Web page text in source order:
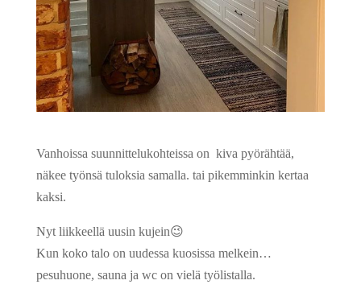
Vanhoissa suunnittelukohteissa on kiva pyörähtää,
näkee työnsä tuloksia samalla. tai pikemminkin kertaa
kaksi.
Nyt liikkeellä uusin kujein😉
Kun koko talo on uudessa kuosissa melkein…
pesuhuone, sauna ja wc on vielä työlistalla.